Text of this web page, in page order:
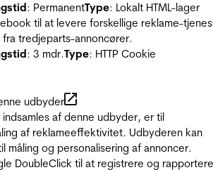
: PermanentType: Lokalt HTML-lager
til at levere forskellige reklame-
tredjeparts-annoncører.
: 3 mdr.Type: HTTP Cookie
udbyder
af denne udbyder, er til
af reklameeffektivitet. Udbyderen kan
måling og personalisering af annoncer.
DoubleClick til at registrere og